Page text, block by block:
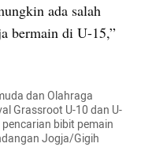
ada salah
bermain di U-15,”
dan Olahraga
Grassroot U-10 dan U-
bibit pemain
Jogja/Gigih